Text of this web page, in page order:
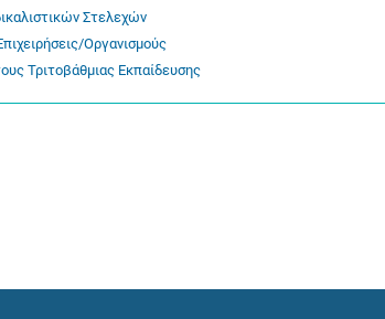
Στελεχών
Οργανισμούς
Τριτοβάθμιας Εκπαίδευσης